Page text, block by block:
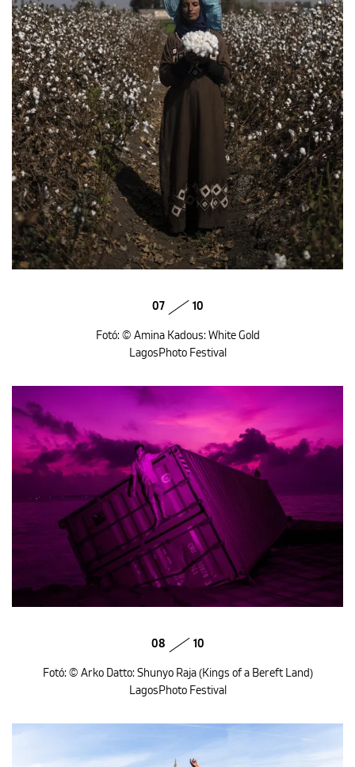
07 10
Fotó: © Amina Kadous: White Gold
LagosPhoto Festival
08 10
Fotó: © Arko Datto: Shunyo Raja (Kings of a Bereft Land)
LagosPhoto Festival